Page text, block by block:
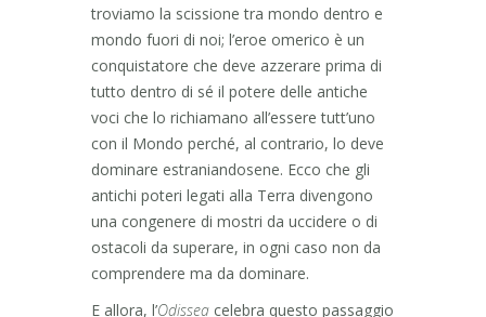
troviamo la scissione tra mondo dentro e
mondo fuori di noi; l’eroe omerico è un
conquistatore che deve azzerare prima di
tutto dentro di sé il potere delle antiche
voci che lo richiamano all’essere tutt’uno
con il Mondo perché, al contrario, lo deve
dominare estraniandosene. Ecco che gli
antichi poteri legati alla Terra divengono
una congenere di mostri da uccidere o di
ostacoli da superare, in ogni caso non da
comprendere ma da dominare.
E allora, l’Odissea celebra questo passaggio